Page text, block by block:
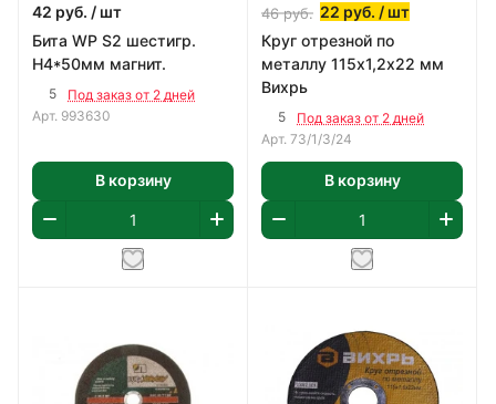
42 руб. / шт
Бита WP S2 шестигр.
H4*50мм магнит.
5
Под заказ от 2 дней
Арт. 993630
В корзину
46руб. 22 руб. / шт
Круг отрезной по
металлу 115х1,2х22 мм
Вихрь
5
Под заказ от 2 дней
Арт. 73/1/3/24
В корзину